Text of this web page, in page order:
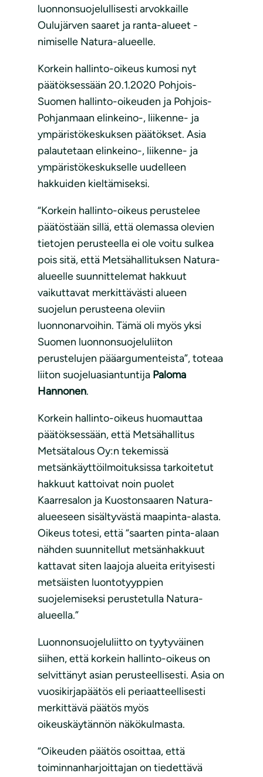
luonnonsuojelullisesti arvokkaille
Oulujärven saaret ja ranta-alueet -
nimiselle Natura-alueelle.
Korkein hallinto-oikeus kumosi nyt
päätöksessään 20.1.2020 Pohjois-
Suomen hallinto-oikeuden ja Pohjois-
Pohjanmaan elinkeino-, liikenne- ja
ympäristökeskuksen päätökset. Asia
palautetaan elinkeino-, liikenne- ja
ympäristökeskukselle uudelleen
hakkuiden kieltämiseksi.
“Korkein hallinto-oikeus perustelee
päätöstään sillä, että olemassa olevien
tietojen perusteella ei ole voitu sulkea
pois sitä, että Metsähallituksen Natura-
alueelle suunnittelemat hakkuut
vaikuttavat merkittävästi alueen
suojelun perusteena oleviin
luonnonarvoihin. Tämä oli myös yksi
Suomen luonnonsuojeluliiton
perustelujen pääargumenteista”, toteaa
liiton suojeluasiantuntija Paloma
Hannonen.
Korkein hallinto-oikeus huomauttaa
päätöksessään, että Metsähallitus
Metsätalous Oy:n tekemissä
metsänkäyttöilmoituksissa tarkoitetut
hakkuut kattoivat noin puolet
Kaarresalon ja Kuostonsaaren Natura-
alueeseen sisältyvästä maapinta-alasta.
Oikeus totesi, että “saarten pinta-alaan
nähden suunnitellut metsänhakkuut
kattavat siten laajoja alueita erityisesti
metsäisten luontotyyppien
suojelemiseksi perustetulla Natura-
alueella.”
Luonnonsuojeluliitto on tyytyväinen
siihen, että korkein hallinto-oikeus on
selvittänyt asian perusteellisesti. Asia on
vuosikirjapäätös eli periaatteellisesti
merkittävä päätös myös
oikeuskäytännön näkökulmasta.
“Oikeuden päätös osoittaa, että
toiminnanharjoittajan on tiedettävä